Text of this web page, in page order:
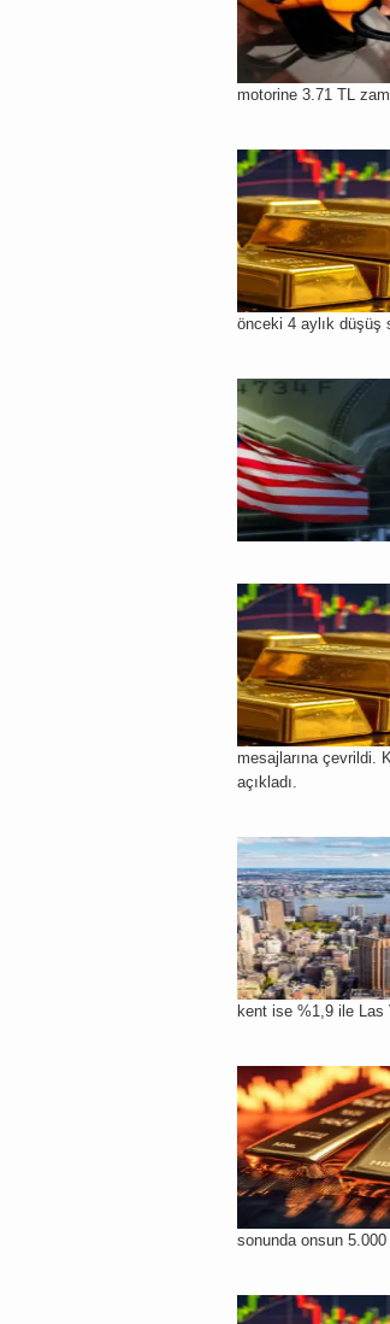
motorine 3.71 TL
önceki 4 aylık düşüş
mesajlarına çevrildi.
açıkladı.
kent ise %1,9 ile Las
sonunda onsun 5.000